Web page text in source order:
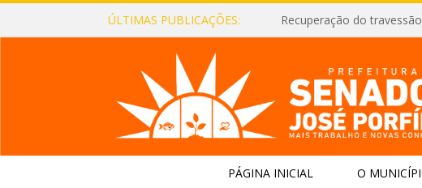
ÚLTIMAS PUBLICAÇÕES: Recuperação do
PÁGINA INICIAL O